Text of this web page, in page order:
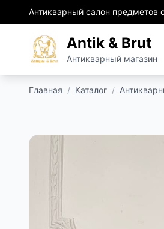
Антикварный салон предметов
Antik & Brut
Антикварный магазин
Главная / Каталог /